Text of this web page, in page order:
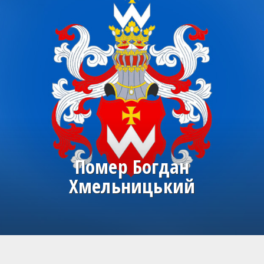
Помер Богдан
Хмельницький